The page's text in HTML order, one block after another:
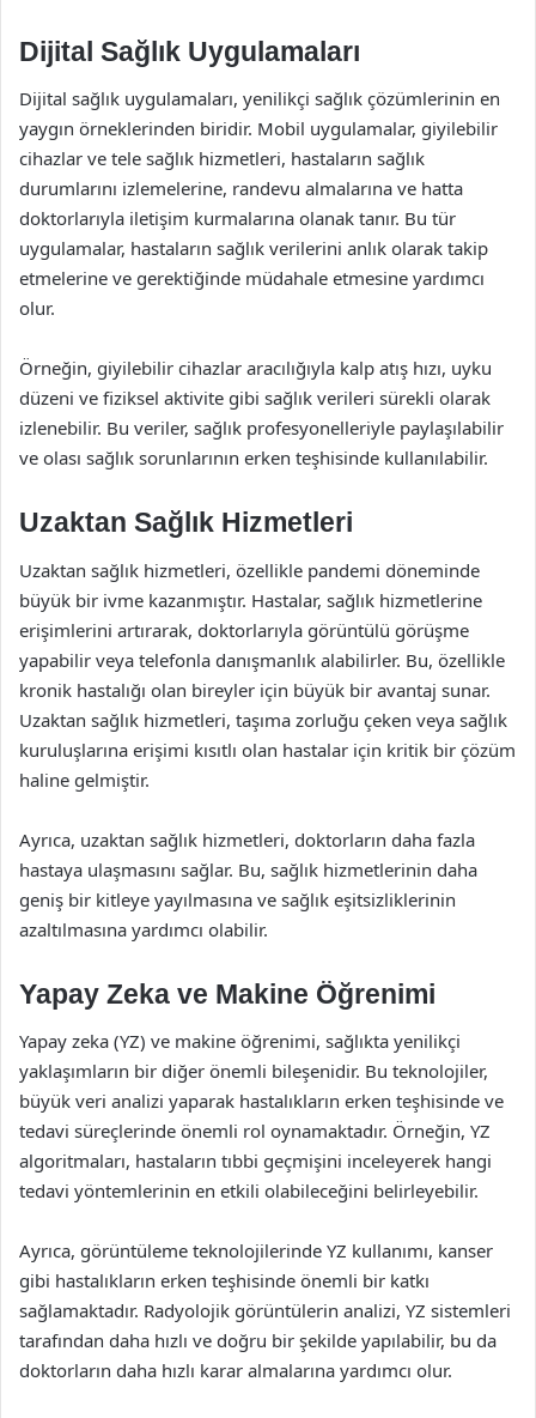
Dijital Sağlık Uygulamaları
Dijital sağlık uygulamaları, yenilikçi sağlık çözümlerinin en
yaygın örneklerinden biridir. Mobil uygulamalar, giyilebilir
cihazlar ve tele sağlık hizmetleri, hastaların sağlık
durumlarını izlemelerine, randevu almalarına ve hatta
doktorlarıyla iletişim kurmalarına olanak tanır. Bu tür
uygulamalar, hastaların sağlık verilerini anlık olarak takip
etmelerine ve gerektiğinde müdahale etmesine yardımcı
olur.
Örneğin, giyilebilir cihazlar aracılığıyla kalp atış hızı, uyku
düzeni ve fiziksel aktivite gibi sağlık verileri sürekli olarak
izlenebilir. Bu veriler, sağlık profesyonelleriyle paylaşılabilir
ve olası sağlık sorunlarının erken teşhisinde kullanılabilir.
Uzaktan Sağlık Hizmetleri
Uzaktan sağlık hizmetleri, özellikle pandemi döneminde
büyük bir ivme kazanmıştır. Hastalar, sağlık hizmetlerine
erişimlerini artırarak, doktorlarıyla görüntülü görüşme
yapabilir veya telefonla danışmanlık alabilirler. Bu, özellikle
kronik hastalığı olan bireyler için büyük bir avantaj sunar.
Uzaktan sağlık hizmetleri, taşıma zorluğu çeken veya sağlık
kuruluşlarına erişimi kısıtlı olan hastalar için kritik bir çözüm
haline gelmiştir.
Ayrıca, uzaktan sağlık hizmetleri, doktorların daha fazla
hastaya ulaşmasını sağlar. Bu, sağlık hizmetlerinin daha
geniş bir kitleye yayılmasına ve sağlık eşitsizliklerinin
azaltılmasına yardımcı olabilir.
Yapay Zeka ve Makine Öğrenimi
Yapay zeka (YZ) ve makine öğrenimi, sağlıkta yenilikçi
yaklaşımların bir diğer önemli bileşenidir. Bu teknolojiler,
büyük veri analizi yaparak hastalıkların erken teşhisinde ve
tedavi süreçlerinde önemli rol oynamaktadır. Örneğin, YZ
algoritmaları, hastaların tıbbi geçmişini inceleyerek hangi
tedavi yöntemlerinin en etkili olabileceğini belirleyebilir.
Ayrıca, görüntüleme teknolojilerinde YZ kullanımı, kanser
gibi hastalıkların erken teşhisinde önemli bir katkı
sağlamaktadır. Radyolojik görüntülerin analizi, YZ sistemleri
tarafından daha hızlı ve doğru bir şekilde yapılabilir, bu da
doktorların daha hızlı karar almalarına yardımcı olur.